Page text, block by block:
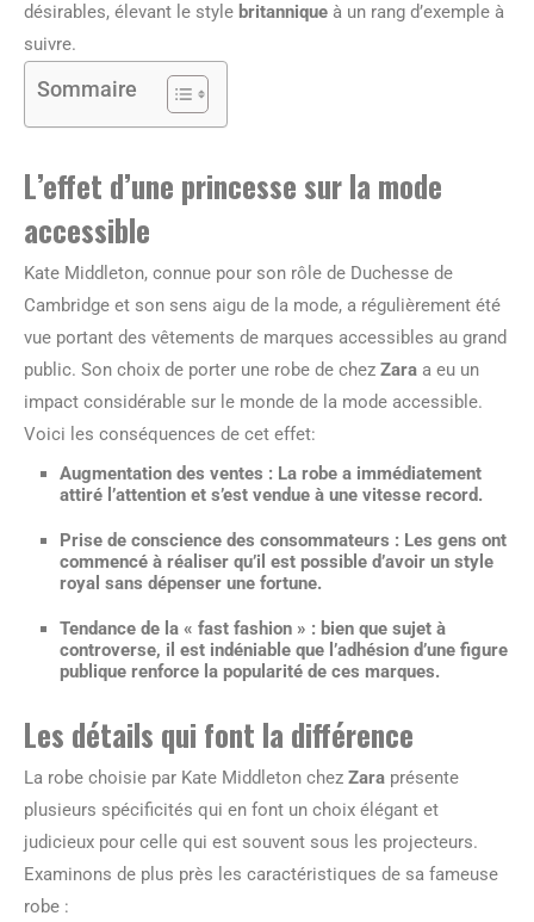
désirables, élevant le style britannique à un rang d’exemple à
suivre.
Sommaire
L’effet d’une princesse sur la mode
accessible
Kate Middleton, connue pour son rôle de Duchesse de
Cambridge et son sens aigu de la mode, a régulièrement été
vue portant des vêtements de marques accessibles au grand
public. Son choix de porter une robe de chez Zara a eu un
impact considérable sur le monde de la mode accessible.
Voici les conséquences de cet effet:
Augmentation des ventes : La robe a immédiatement
attiré l’attention et s’est vendue à une vitesse record.
Prise de conscience des consommateurs : Les gens ont
commencé à réaliser qu’il est possible d’avoir un style
royal sans dépenser une fortune.
Tendance de la « fast fashion » : bien que sujet à
controverse, il est indéniable que l’adhésion d’une figure
publique renforce la popularité de ces marques.
Les détails qui font la différence
La robe choisie par Kate Middleton chez Zara présente
plusieurs spécificités qui en font un choix élégant et
judicieux pour celle qui est souvent sous les projecteurs.
Examinons de plus près les caractéristiques de sa fameuse
robe :